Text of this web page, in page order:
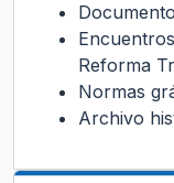
Reforma
Normas
Archivo